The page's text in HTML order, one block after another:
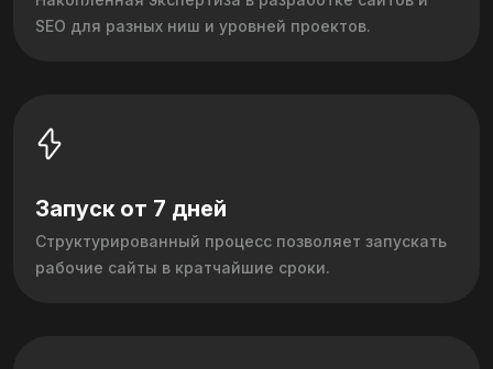
SEO для разных ниш и уровней проектов.
Запуск от 7 дней
Структурированный процесс позволяет запускать
рабочие сайты в кратчайшие сроки.